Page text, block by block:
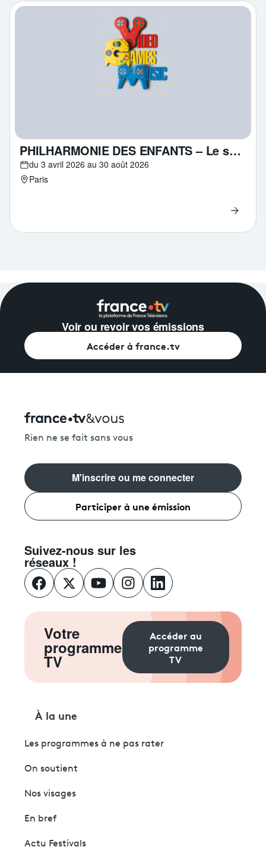
PHILHARMONIE DES ENFANTS – Le son des pixels
du 3 avril 2026 au 30 août 2026
Paris
Voir ou revoir vos émissions
Accéder à france.tv
Rien ne se fait sans vous
M'inscrire ou me connecter
Participer à une émission
Suivez-nous sur les
réseaux !
Votre
programme
TV
Accéder au
programme
TV
À la une
Les programmes à ne pas rater
On soutient
Nos visages
En bref
Actu Festivals